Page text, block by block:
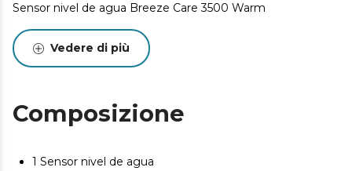
Sensor nivel de agua Breeze Care 3500 Warm
Vedere di più
Composizione
1 Sensor nivel de agua